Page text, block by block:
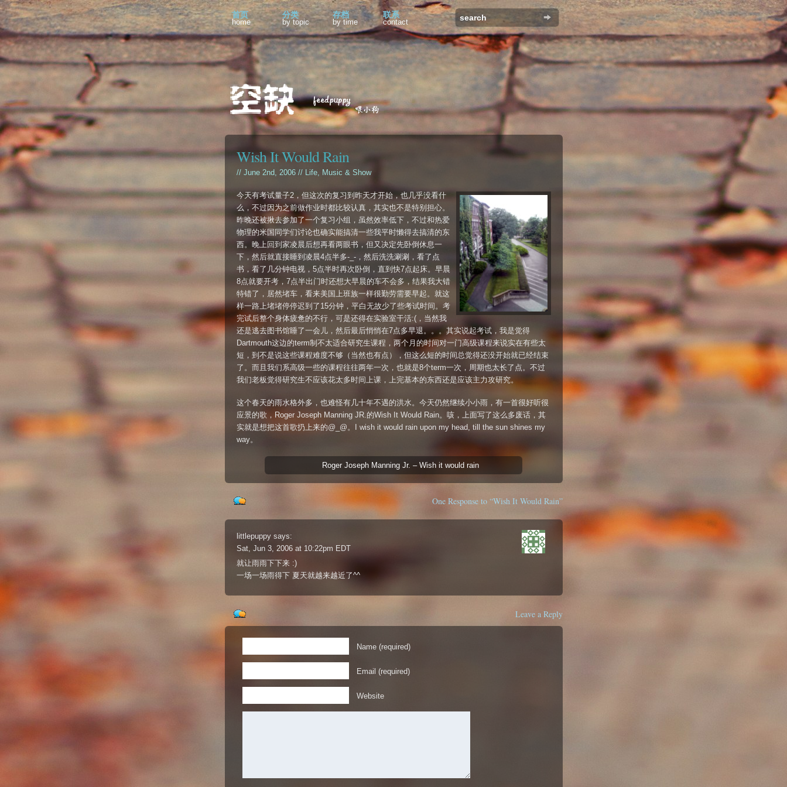
首页
home
分类
by topic
存档
by time
联系
contact
Wish It Would Rain
// June 2nd, 2006 // Life, Music & Show
今天有考试量子2，但这次的复习到昨天才开始，也几乎没看什
么，不过因为之前做作业时都比较认真，其实也不是特别担心。
昨晚还被揪去参加了一个复习小组，虽然效率低下，不过和热爱
物理的米国同学们讨论也确实能搞清一些我平时懒得去搞清的东
西。晚上回到家凌晨后想再看两眼书，但又决定先卧倒休息一
下，然后就直接睡到凌晨4点半多-_-，然后洗洗涮涮，看了点
书，看了几分钟电视，5点半时再次卧倒，直到快7点起床。早晨
8点就要开考，7点半出门时还想大早晨的车不会多，结果我大错
特错了，居然堵车，看来美国上班族一样很勤劳需要早起。就这
样一路上堵堵停停迟到了15分钟，平白无故少了些考试时间。考
完试后整个身体疲惫的不行，可是还得在实验室干活:(，当然我
还是逃去图书馆睡了一会儿，然后最后悄悄在7点多早退。。。其实说起考试，我是觉得
Dartmouth这边的term制不太适合研究生课程，两个月的时间对一门高级课程来说实在有些太
短，到不是说这些课程难度不够（当然也有点），但这么短的时间总觉得还没开始就已经结束
了。而且我们系高级一些的课程往往两年一次，也就是8个term一次，周期也太长了点。不过
我们老板觉得研究生不应该花太多时间上课，上完基本的东西还是应该主力攻研究。
这个春天的雨水格外多，也难怪有几十年不遇的洪水。今天仍然继续小小雨，有一首很好听很
应景的歌，Roger Joseph Manning JR.的Wish It Would Rain。咳，上面写了这么多废话，其
实就是想把这首歌扔上来的@_@。I wish it would rain upon my head, till the sun shines my
way。
Roger Joseph Manning Jr. – Wish it would rain
One Response to “Wish It Would Rain”
littlepuppy says:
Sat, Jun 3, 2006 at 10:22pm EDT
就让雨雨下下来 :)
一场一场雨得下 夏天就越来越近了^^
Leave a Reply
Name (required)
Email (required)
Website